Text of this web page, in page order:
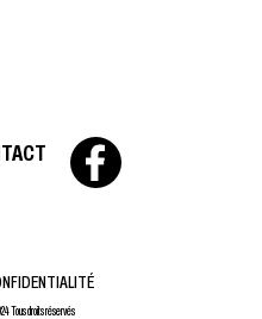
Tous droits réservés